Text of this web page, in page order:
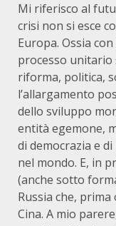
Mi riferisco al
crisi non si esce
Europa. Ossia
processo
riforma, politica,
l’allargamento
dello sviluppo
entità egemone,
di democrazia e
nel mondo. E, in
(anche sotto
Russia che,
Cina. A mio